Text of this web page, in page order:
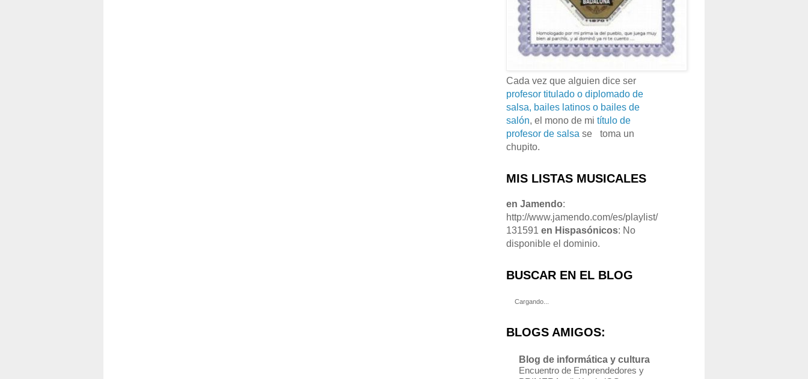
Cada vez que alguien dice ser
profesor titulado o diplomado de
salsa, bailes latinos o bailes de
salón, el mono de mi título de
profesor de salsa se
toma un
chupito.
MIS LISTAS MUSICALES
en Jamendo:
http://www.jamendo.com/es/playlist/
131591 en Hispasónicos: No
disponible el dominio.
BUSCAR EN EL BLOG
Cargando...
BLOGS AMIGOS:
Blog de informática y cultura
Encuentro de Emprendedores y